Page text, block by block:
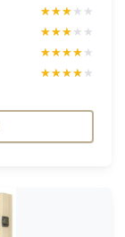
★★★★★
★★★★★
★★★★★
★★★★★
★★★★★
★★★★★
★★★★★
★★★★★